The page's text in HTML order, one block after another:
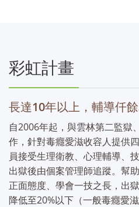
彩虹計畫
長達10年以上，輔導仟
自2006年起，與雲林第二監獄
作，針對毒癮愛滋收容人提供
員接受生理衛教、心理輔導、
出獄後由個案管理師追蹤。幫
正面態度、學會一技之長，出
降低至20%以下（一般毒癮愛